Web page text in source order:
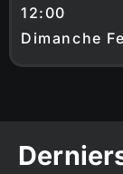
12:00
Dimanche